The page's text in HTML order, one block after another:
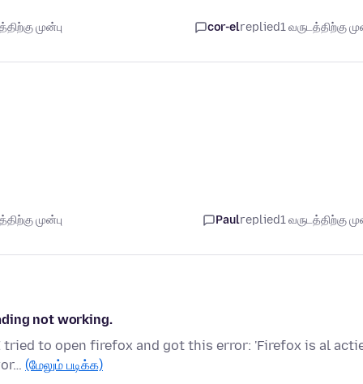
முன்பு cor-elreplied1 வருடத்திற்கு
முன்பு Paulreplied1 வருடத்திற்கு
not working.
to open firefox and got this error: 'Firefox is al
(மேலும் படிக்க)